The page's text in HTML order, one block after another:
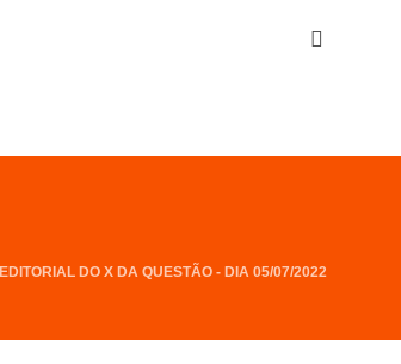
EDITORIAL DO X DA QUESTÃO - DIA 05/07/2022